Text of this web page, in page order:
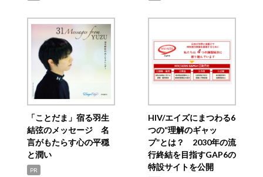
「ことだま」宿る羽生
結弦のメッセージ 名
言がもたらす心の平穏
と潤い
PR
HIV/エイズにまつわる6
つの“理解のギャッ
プ”とは？ 2030年の流
行終結を目指すGAP6の
特設サイトを公開